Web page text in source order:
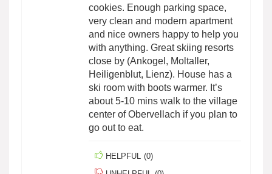
cookies. Enough parking space,
very clean and modern apartment
and nice owners happy to help you
with anything. Great skiing resorts
close by (Ankogel, Moltaller,
Heiligenblut, Lienz). House has a
ski room with boots warmer. It’s
about 5-10 mins walk to the village
center of Obervellach if you plan to
go out to eat.
HELPFUL (0)